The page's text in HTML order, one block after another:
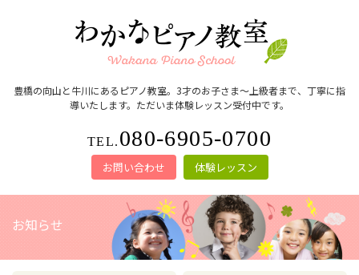
豊橋の向山と牛川にあるピアノ教室。3才のお子さま～上級者まで、丁寧に指
導いたします。ただいま体験レッスン受付中です。
TEL. 080-6905-0700
お問い合わせ 体験レッスン
お知らせ